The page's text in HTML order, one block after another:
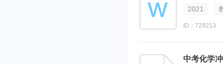
2021
ID：729213
中考化学